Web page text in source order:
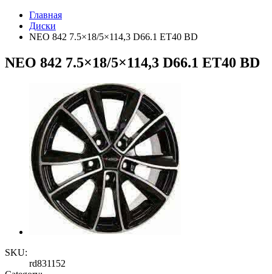
Главная
Диски
NEO 842 7.5×18/5×114,3 D66.1 ET40 BD
NEO 842 7.5×18/5×114,3 D66.1 ET40 BD
SKU:
rd831152